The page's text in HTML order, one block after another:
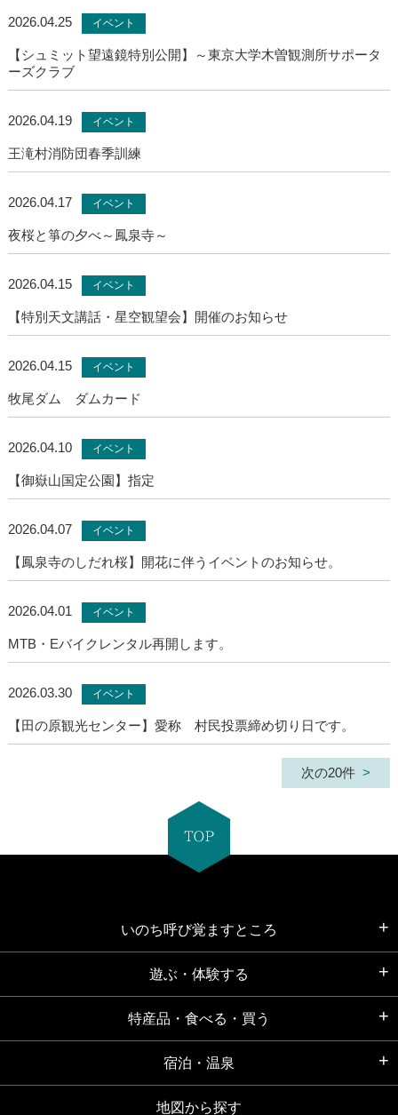
2026.04.25 イベント
【シュミット望遠鏡特別公開】～東京大学木曽観測所サポータ
ーズクラブ
2026.04.19 イベント
王滝村消防団春季訓練
2026.04.17 イベント
夜桜と箏の夕べ～鳳泉寺～
2026.04.15 イベント
【特別天文講話・星空観望会】開催のお知らせ
2026.04.15 イベント
牧尾ダム ダムカード
2026.04.10 イベント
【御嶽山国定公園】指定
2026.04.07 イベント
【鳳泉寺のしだれ桜】開花に伴うイベントのお知らせ。
2026.04.01 イベント
MTB・Eバイクレンタル再開します。
2026.03.30 イベント
【田の原観光センター】愛称 村民投票締め切り日です。
次の20件
いのち呼び覚ますところ
遊ぶ・体験する
特産品・食べる・買う
宿泊・温泉
地図から探す